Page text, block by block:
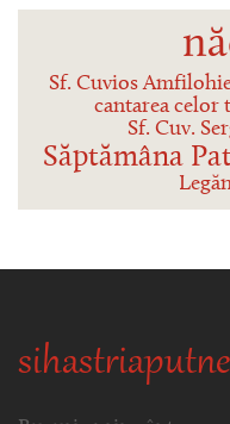
Sf. Cuvios
cantarea celor
Sf. Cuv.
Săptămâna